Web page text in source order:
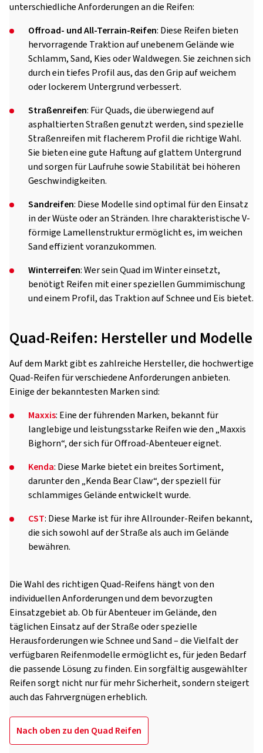
unterschiedliche Anforderungen an die Reifen:
Offroad- und All-Terrain-Reifen: Diese Reifen bieten
hervorragende Traktion auf unebenem Gelände wie
Schlamm, Sand, Kies oder Waldwegen. Sie zeichnen sich
durch ein tiefes Profil aus, das den Grip auf weichem
oder lockerem Untergrund verbessert.
Straßenreifen: Für Quads, die überwiegend auf
asphaltierten Straßen genutzt werden, sind spezielle
Straßenreifen mit flacherem Profil die richtige Wahl.
Sie bieten eine gute Haftung auf glattem Untergrund
und sorgen für Laufruhe sowie Stabilität bei höheren
Geschwindigkeiten.
Sandreifen: Diese Modelle sind optimal für den Einsatz
in der Wüste oder an Stränden. Ihre charakteristische V-
förmige Lamellenstruktur ermöglicht es, im weichen
Sand effizient voranzukommen.
Winterreifen: Wer sein Quad im Winter einsetzt,
benötigt Reifen mit einer speziellen Gummimischung
und einem Profil, das Traktion auf Schnee und Eis bietet.
Quad-Reifen: Hersteller und Modelle
Auf dem Markt gibt es zahlreiche Hersteller, die hochwertige
Quad-Reifen für verschiedene Anforderungen anbieten.
Einige der bekanntesten Marken sind:
Maxxis: Eine der führenden Marken, bekannt für
langlebige und leistungsstarke Reifen wie den „Maxxis
Bighorn“, der sich für Offroad-Abenteuer eignet.
Kenda: Diese Marke bietet ein breites Sortiment,
darunter den „Kenda Bear Claw“, der speziell für
schlammiges Gelände entwickelt wurde.
CST: Diese Marke ist für ihre Allrounder-Reifen bekannt,
die sich sowohl auf der Straße als auch im Gelände
bewähren.
Die Wahl des richtigen Quad-Reifens hängt von den
individuellen Anforderungen und dem bevorzugten
Einsatzgebiet ab. Ob für Abenteuer im Gelände, den
täglichen Einsatz auf der Straße oder spezielle
Herausforderungen wie Schnee und Sand – die Vielfalt der
verfügbaren Reifenmodelle ermöglicht es, für jeden Bedarf
die passende Lösung zu finden. Ein sorgfältig ausgewählter
Reifen sorgt nicht nur für mehr Sicherheit, sondern steigert
auch das Fahrvergnügen erheblich.
Nach oben zu den Quad Reifen